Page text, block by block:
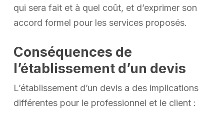
qui sera fait et à quel coût, et d’exprimer son
accord formel pour les services proposés.
Conséquences de
l’établissement d’un devis
L’établissement d’un devis a des implications
différentes pour le professionnel et le client :